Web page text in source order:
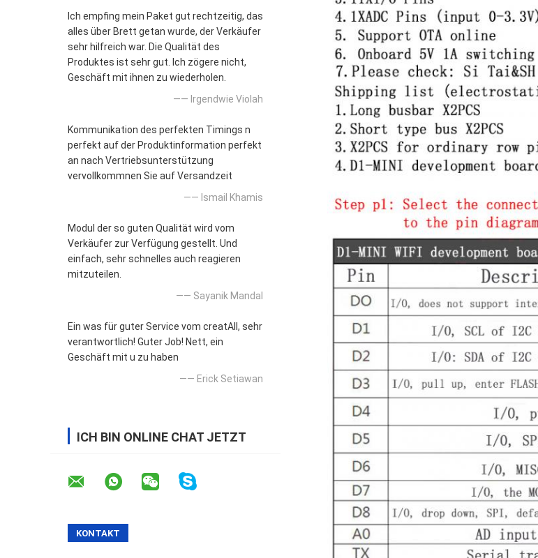
Ich empfing mein Paket gut rechtzeitig, das
alles über Brett getan wurde, der Verkäufer
sehr hilfreich war. Die Qualität des
Produktes ist sehr gut. Ich zögere nicht,
Geschäft mit ihnen zu wiederholen.
—— Irgendwie Violah
Kommunikation des perfekten Timings n
perfekt auf der Produktinformation perfekt
an nach Vertriebsunterstützung
vervollkommnen Sie auf Versandzeit
—— Ismail Khamis
Modul der so guten Qualität wird vom
Verkäufer zur Verfügung gestellt. Und
einfach, sehr schnelles auch reagieren
mitzuteilen.
—— Sayanik Mandal
Ein was für guter Service vom creatAll, sehr
verantwortlich! Guter Job! Nett, ein
Geschäft mit u zu haben
—— Erick Setiawan
ICH BIN ONLINE CHAT JETZT